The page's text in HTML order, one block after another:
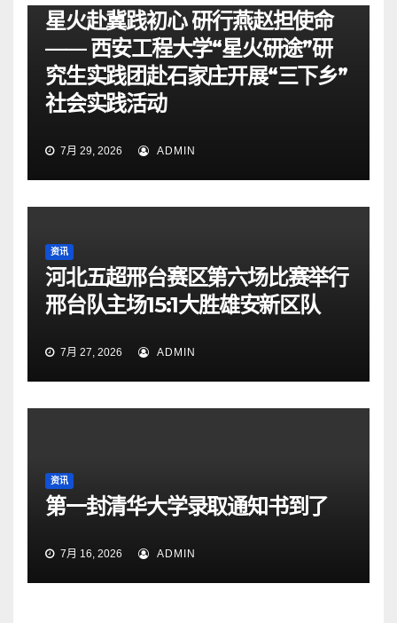
星火赴冀践初心 研行燕赵担使命
—— 西安工程大学“星火研途”研
究生实践团赴石家庄开展“三下乡”
社会实践活动
7月 29, 2026 ADMIN
资讯
河北五超邢台赛区第六场比赛举行
邢台队主场15:1大胜雄安新区队
7月 27, 2026 ADMIN
资讯
第一封清华大学录取通知书到了
7月 16, 2026 ADMIN